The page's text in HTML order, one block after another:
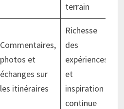
terrain
Commentaires,
photos et
échanges sur
les itinéraires
Richesse
des
expériences
et
inspiration
continue